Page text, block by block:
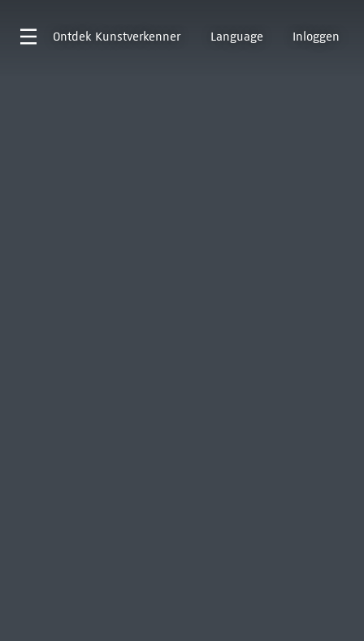
Ontdek Kunstverkenner Language Inloggen